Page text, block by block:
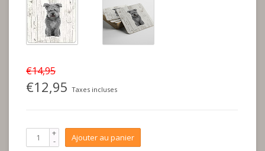
€14,95
€12,95 Taxes incluses
+
- Ajouter au panier